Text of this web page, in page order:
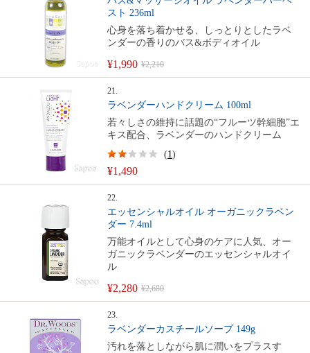
スト 236ml
心身を落ち着かせる、しっとりとしたラベ
ンダーの香りのバス&ボディオイル
¥1,990 ¥2,210
21.
ラベンダーハンドクリーム 100ml
若々しさの維持に話題の“フルーツ幹細胞”エ
キス配合、ラベンダーのハンドクリーム
¥1,490
(1)
22.
エッセンシャルオイル オーガニックラベン
ダー 7.4ml
万能オイルとして心身のケアに人気、オー
ガニックラベンダーのエッセンシャルオイ
ル
¥2,280 ¥2,680
23.
ラベンダーカスチールソープ 149g
汚れを落としながら肌に潤いをプラスす